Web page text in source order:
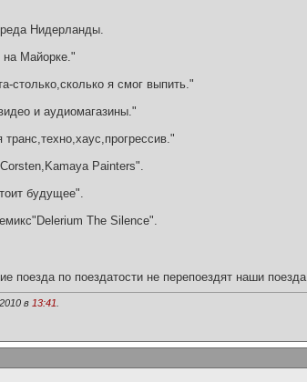
Нидерланды.
на Майорке."
столько,сколько я смог выпить."
и аудиомагазины."
Painters".
будущее".
The Silence".
поезда по поездатости не перепоездят наши поезда.
в 13:41